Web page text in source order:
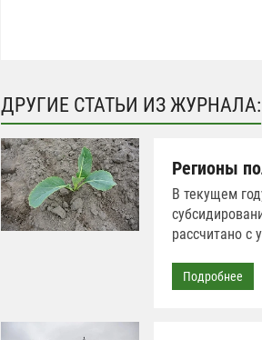
ДРУГИЕ СТАТЬИ ИЗ ЖУРНАЛА:
Регионы
В текущем
рассчитано с
Подробнее